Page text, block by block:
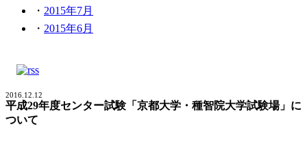
2015年7月
2015年6月
2016.12.12
平成29年度センター試験「京都大学・種智院大学試験場」に
ついて